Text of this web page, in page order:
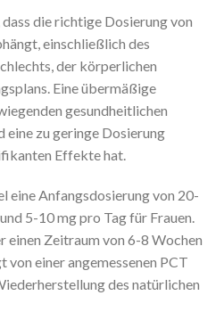
die richtige Dosierung von
einschließlich des
der körperlichen
Eine übermäßige
gesundheitlichen
eine zu geringe Dosierung
Effekte hat.
eine Anfangsdosierung von 20-
5-10 mg pro Tag für Frauen.
einen Zeitraum von 6-8 Wochen
einer angemessenen PCT
des natürlichen